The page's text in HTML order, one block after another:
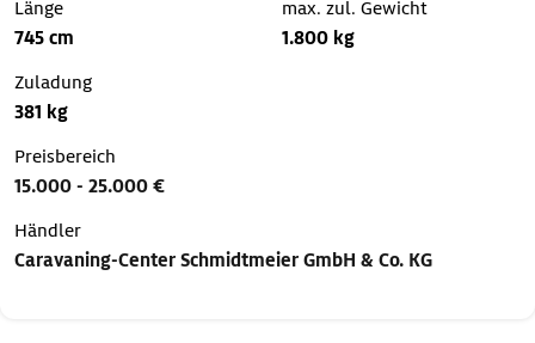
Länge
745 cm
max. zul. Gewicht
1.800 kg
Zuladung
381 kg
Preisbereich
15.000 - 25.000 €
Händler
Caravaning-Center Schmidtmeier GmbH & Co. KG